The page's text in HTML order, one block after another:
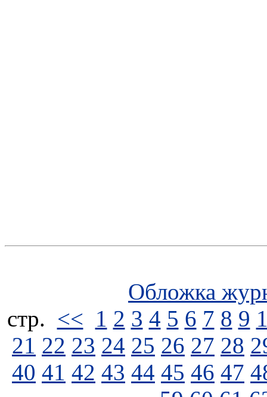
Обложка
стp. << 1 2 3 4 5 6 7 8 9
21 22 23 24 25 26 27 28
40 41 42 43 44 45 46 47